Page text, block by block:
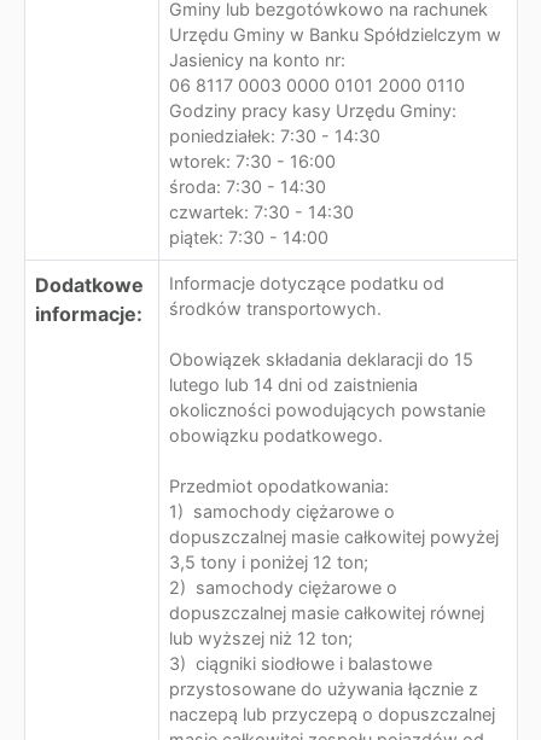
Gminy lub bezgotówkowo na rachunek
Urzędu Gminy w Banku Spółdzielczym w
Jasienicy na konto nr:
06 8117 0003 0000 0101 2000 0110
Godziny pracy kasy Urzędu Gminy:
poniedziałek: 7:30 - 14:30
wtorek: 7:30 - 16:00
środa: 7:30 - 14:30
czwartek: 7:30 - 14:30
piątek: 7:30 - 14:00
Dodatkowe
informacje:
Informacje dotyczące podatku od
środków transportowych.
Obowiązek składania deklaracji do 15
lutego lub 14 dni od zaistnienia
okoliczności powodujących powstanie
obowiązku podatkowego.
Przedmiot opodatkowania:
1) samochody ciężarowe o
dopuszczalnej masie całkowitej powyżej
3,5 tony i poniżej 12 ton;
2) samochody ciężarowe o
dopuszczalnej masie całkowitej równej
lub wyższej niż 12 ton;
3) ciągniki siodłowe i balastowe
przystosowane do używania łącznie z
naczepą lub przyczepą o dopuszczalnej